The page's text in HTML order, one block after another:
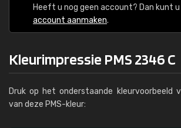
Heeft u nog geen account? Dan kunt
account aanmaken.
Kleurimpressie PMS 2346 C
Druk op het onderstaande kleurvoorbeeld
van deze PMS-kleur: